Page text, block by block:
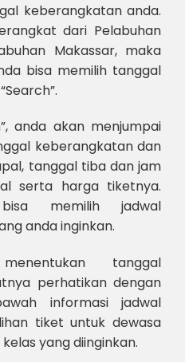
keberangkatan anda.
dari Pelabuhan
Makassar, maka
bisa memilih tanggal
anda akan menjumpai
keberangkatan dan
tanggal tiba dan jam
serta harga tiketnya.
memilih jadwal
anda inginkan.
tanggal
perhatikan dengan
informasi jadwal
tiket untuk dewasa
yang diinginkan.